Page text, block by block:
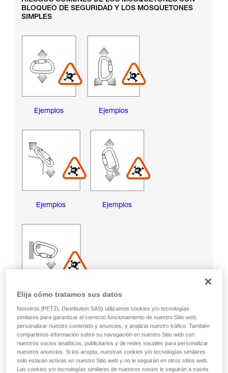
BLOQUEO DE SEGURIDAD Y LOS MOSQUETONES
SIMPLES
Ejemplos Ejemplos
Ejemplos Ejemplos
RIESGOS DE DAÑAR EL CASQUILLO DE BLOQUEO
Elija cómo tratamos sus datos
Nosotros [PETZL Distribution SAS) utilizamos cookies y/o tecnologías
similares para garantizar el correcto funcionamiento de nuestro Sitio web,
personalizar nuestro contenido y anuncios, y analizar nuestro tráfico. También
compartimos información sobre su navegación en nuestro Sitio web con
nuestros socios analíticos, publicitarios y de redes sociales para personalizar
nuestros anuncios. Si los acepta, nuestras cookies y/o tecnologías similares
solo estarán activas en nuestro Sitio web y no le seguirán en otros sitios web.
Las cookies y/o tecnologías similares de nuestros socios le seguirán a través